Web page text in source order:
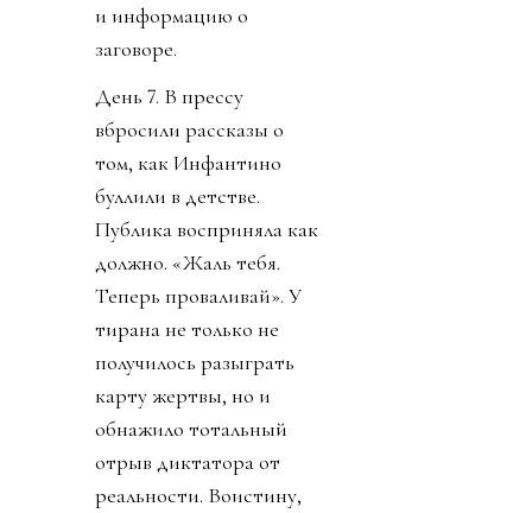
и информацию о
заговоре.
День 7. В прессу
вбросили рассказы о
том, как Инфантино
буллили в детстве.
Публика восприняла как
должно. «Жаль тебя.
Теперь проваливай». У
тирана не только не
получилось разыграть
карту жертвы, но и
обнажило тотальный
отрыв диктатора от
реальности. Воистину,